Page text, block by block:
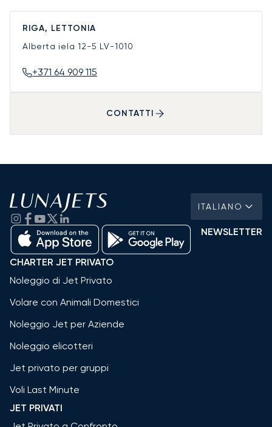
RIGA, LETTONIA
Alberta iela 12-5 LV-1010
+371 64 909 115
CONTATTI
ITALIANO
NEWSLETTER
CHARTER JET PRIVATO
Noleggio di Jet Privato
Volare con Animali Domestici
Noleggio Jet per Aziende
Noleggio elicotteri
Jet privato per gruppi
Voli Last Minute
JET PRIVATI